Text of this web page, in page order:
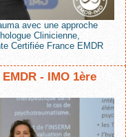
avec une approche
Clinicienne,
Certifiée France EMDR
- IMO 1ère